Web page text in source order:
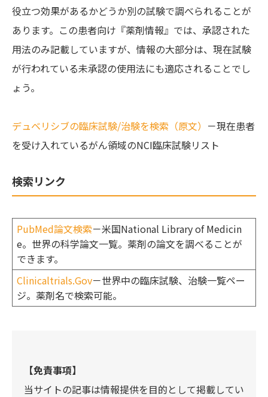
役立つ効果があるかどうか別の試験で調べられることが
あります。この患者向け『薬剤情報』では、承認された
用法のみ記載していますが、情報の大部分は、現在試験
が行われている未承認の使用法にも適応されることでし
ょう。
デュベリシブの臨床試験/治験を検索（原文） －現在患者
を受け入れているがん領域のNCI臨床試験リスト
検索リンク
PubMed論文検索－米国National Library of Medicin
e。世界の科学論文一覧。薬剤の論文を調べることが
できます。
Clinicaltrials.Gov－世界中の臨床試験、治験一覧ペー
ジ。薬剤名で検索可能。
【免責事項】
当サイトの記事は情報提供を目的として掲載してい